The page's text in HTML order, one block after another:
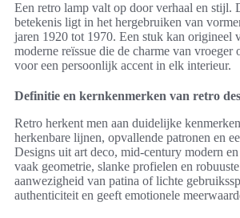
Een retro lamp valt op door verhaal en stijl.
betekenis ligt in het hergebruiken van
jaren 1920 tot 1970. Een stuk kan origineel
moderne reïssue die de charme van
voor een persoonlijk accent in elk interieur.
Definitie en kernkenmerken van retro
Retro herkent men aan duidelijke
herkenbare lijnen, opvallende patronen en
Designs uit art deco, mid-century modern
vaak geometrie, slanke profielen en
aanwezigheid van patina of lichte
authenticiteit en geeft emotionele